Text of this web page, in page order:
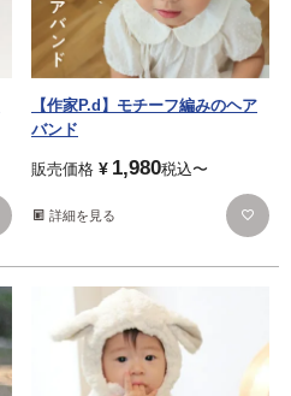
【作家P.d】モチーフ編みのヘア
バンド
販売価格 ¥ 1,980税込〜
詳細を見る